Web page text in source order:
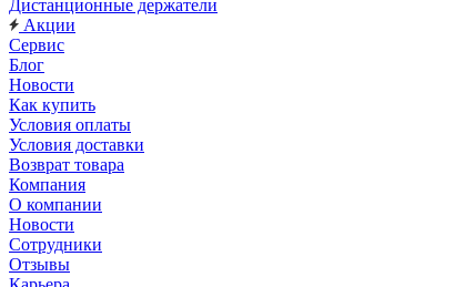
Дистанционные держатели
Акции
Сервис
Блог
Новости
Как купить
Условия оплаты
Условия доставки
Возврат товара
Компания
О компании
Новости
Сотрудники
Отзывы